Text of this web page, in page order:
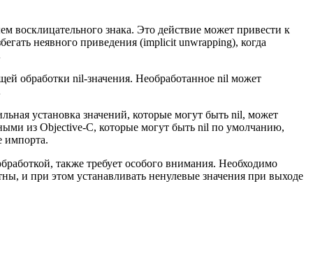
восклицательного знака. Это действие может привести к
неявного приведения (implicit unwrapping), когда
обработки nil-значения. Необработанное nil может
установка значений, которые могут быть nil, может
из Objective-C, которые могут быть nil по умолчанию,
импорта.
также требует особого внимания. Необходимо
и при этом устанавливать ненулевые значения при выходе